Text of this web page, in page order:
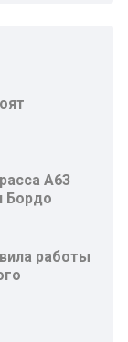
A63
Бордо
работы